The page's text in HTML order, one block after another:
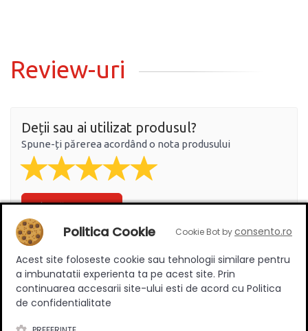
Review-uri
Deții sau ai utilizat produsul?
Spune-ți părerea acordând o nota produsului
Adaugă un review
Ratingul general al produsului
Politica Cookie Cookie Bot byconsento.ro
Acest site foloseste cookie sau tehnologii similare pentru
a imbunatatii experienta ta pe acest site. Prin
continuarea accesarii site-ului esti de acord cu Politica
de confidentialitate